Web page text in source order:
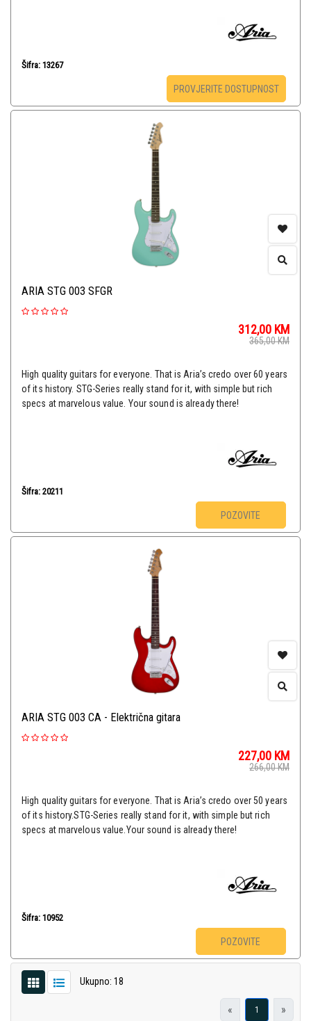
Šifra: 13267
PROVJERITE DOSTUPNOST
ARIA STG 003 SFGR
312,00 KM
365,00KM
High quality guitars for everyone. That is Aria’s credo over 60 years
of its history. STG-Series really stand for it, with simple but rich
specs at marvelous value. Your sound is already there!
Šifra: 20211
POZOVITE
ARIA STG 003 CA - Električna gitara
227,00 KM
266,00KM
High quality guitars for everyone. That is Aria’s credo over 50 years
of its history.STG-Series really stand for it, with simple but rich
specs at marvelous value.Your sound is already there!
Šifra: 10952
POZOVITE
Ukupno: 18
« 1 »